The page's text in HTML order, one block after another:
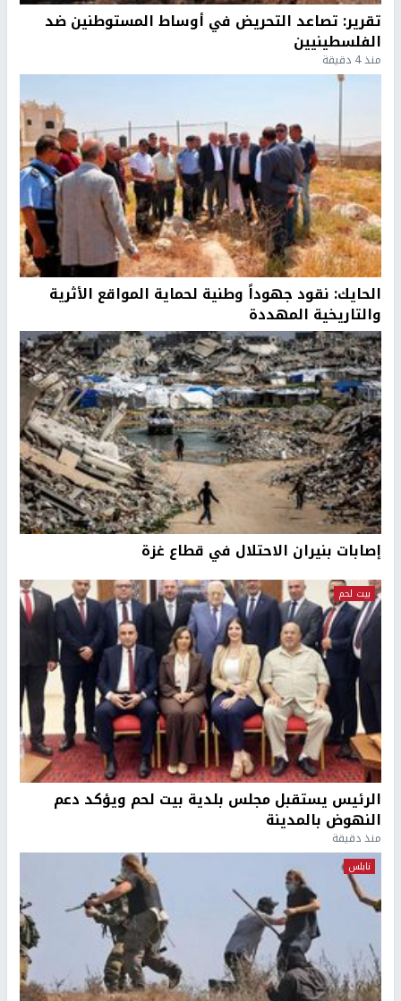
تقرير: تصاعد التحريض في أوساط المستوطنين ضد
الفلسطينيين
منذ 4 دقيقة
الحايك: نقود جهوداً وطنية لحماية المواقع الأثرية
والتاريخية المهددة
إصابات بنيران الاحتلال في قطاع غزة
بيت لحم
الرئيس يستقبل مجلس بلدية بيت لحم ويؤكد دعم
النهوض بالمدينة
منذ دقيقة
نابلس